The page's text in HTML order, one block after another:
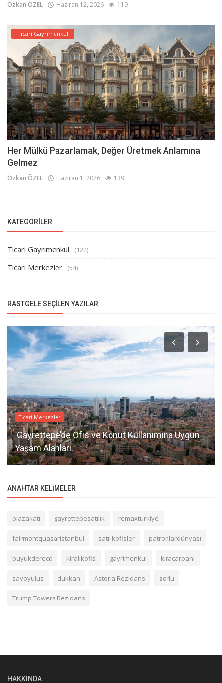
Özkan ÖZEL Haziran 12, 2026 119
Ticari Gayrimenkul
Her Mülkü Pazarlamak, Değer Üretmek Anlamına
Gelmez
Özkan ÖZEL Haziran 1, 2026 139
KATEGORILER
Ticari Gayrimenkul (122)
Ticari Merkezler (54)
RASTGELE SEÇILEN YAZILAR
Ticari Merkezler
Gayrettepe’de Ofis ve Konut Kullanımına Uygun
Yaşam Alanları.
ANAHTAR KELIMELER
plazakatı gayrettepesatılık remaxturkiye
fairmontquasaristanbul satılıkofisler patronlardünyası
buyukderecd kiralıkofis gayrimenkul kiraçarpanı
savoyulus dukkan Astoria Rezidans zorlu
Trump Towers Rezidans
HAKKINDA